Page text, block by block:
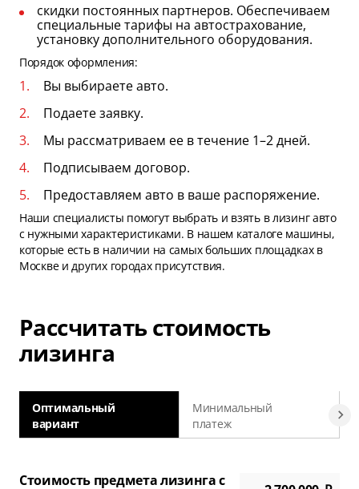
скидки постоянных партнеров. Обеспечиваем
специальные тарифы на автострахование,
установку дополнительного оборудования.
Порядок оформления:
Вы выбираете авто.
Подаете заявку.
Мы рассматриваем ее в течение 1–2 дней.
Подписываем договор.
Предоставляем авто в ваше распоряжение.
Наши специалисты помогут выбрать и взять в лизинг авто
с нужными характеристиками. В нашем каталоге машины,
которые есть в наличии на самых больших площадках в
Москве и других городах присутствия.
Рассчитать стоимость
лизинга
Оптимальный
вариант
Минимальный
платеж
Стоимость предмета лизинга с